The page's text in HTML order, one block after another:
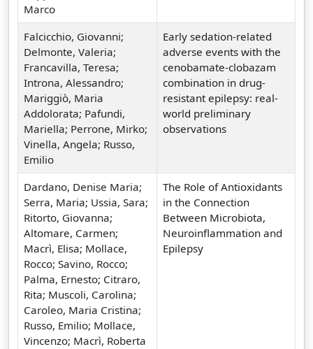
Marco
Falcicchio, Giovanni;
Delmonte, Valeria;
Francavilla, Teresa;
Introna, Alessandro;
Mariggiò, Maria
Addolorata; Pafundi,
Mariella; Perrone, Mirko;
Vinella, Angela; Russo,
Emilio
Early sedation-related
adverse events with the
cenobamate-clobazam
combination in drug-
resistant epilepsy: real-
world preliminary
observations
Dardano, Denise Maria;
Serra, Maria; Ussia, Sara;
Ritorto, Giovanna;
Altomare, Carmen;
Macrì, Elisa; Mollace,
Rocco; Savino, Rocco;
Palma, Ernesto; Citraro,
Rita; Muscoli, Carolina;
Caroleo, Maria Cristina;
Russo, Emilio; Mollace,
Vincenzo; Macrì, Roberta
The Role of Antioxidants
in the Connection
Between Microbiota,
Neuroinflammation and
Epilepsy